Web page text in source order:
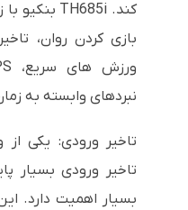
بازی کردن روان،
نبردهای وابسته به
تاخیر ورودی بسیار